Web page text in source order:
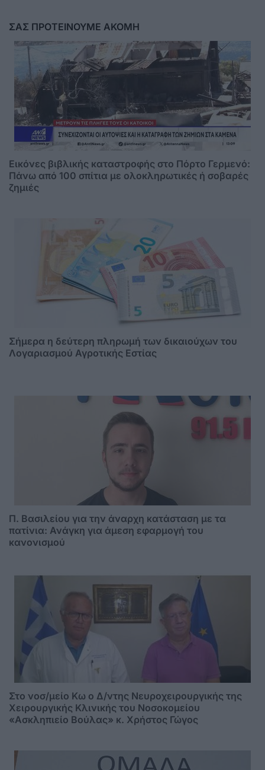
ΣΑΣ ΠΡΟΤΕΙΝΟΥΜΕ ΑΚΟΜΗ
Εικόνες βιβλικής καταστροφής στο Πόρτο Γερμενό:
Πάνω από 100 σπίτια με ολοκληρωτικές ή σοβαρές
ζημιές
Σήμερα η δεύτερη πληρωμή των δικαιούχων του
Λογαριασμού Αγροτικής Εστίας
Π. Βασιλείου για την άναρχη κατάσταση με τα
πατίνια: Ανάγκη για άμεση εφαρμογή του
κανονισμού
Στο νοσ/μείο Κω ο Δ/ντης Νευροχειρουργικής της
Χειρουργικής Κλινικής του Νοσοκομείου
«Ασκληπιείο Βούλας» κ. Χρήστος Γώγος